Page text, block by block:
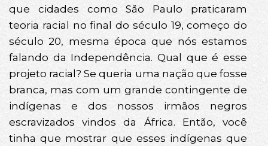
que cidades como São Paulo praticaram
teoria racial no final do século 19, começo do
século 20, mesma época que nós estamos
falando da Independência. Qual que é esse
projeto racial? Se queria uma nação que fosse
branca, mas com um grande contingente de
indígenas e dos nossos irmãos negros
escravizados vindos da África. Então, você
tinha que mostrar que esses indígenas que